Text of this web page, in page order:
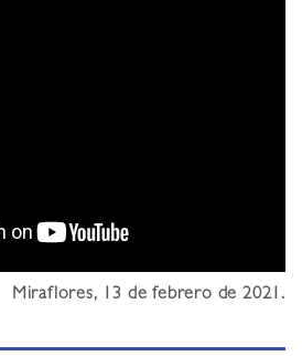
Miraflores, 13 de febrero de 2021.